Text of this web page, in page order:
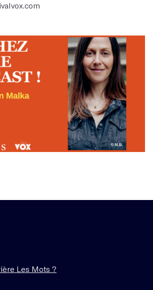
Les Mots ?